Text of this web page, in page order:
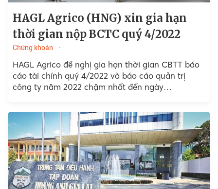
HAGL Agrico (HNG) xin gia hạn
thời gian nộp BCTC quý 4/2022
Chứng khoán
HAGL Agrico đề nghị gia hạn thời gian CBTT báo
cáo tài chính quý 4/2022 và báo cáo quản trị
công ty năm 2022 chậm nhất đến ngày